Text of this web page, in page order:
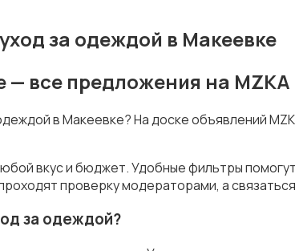
за одеждой в Макеевке
— все предложения на MZKA
в Макеевке? На доске объявлений
вкус и бюджет. Удобные фильтры
проверку модераторами, а
за одеждой?